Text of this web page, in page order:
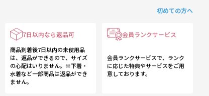
初めての方へ
7日以内なら返品可
商品到着後7日以内の未使用品
は、返品ができるので、サイズ
の心配はいりません。※下着・
水着など一部商品は返品ができ
ません。
会員ランクサービス
会員ランクサービスで、ランク
に応じた特典やサービスをご用
意しております。